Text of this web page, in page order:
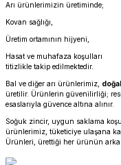
Arı ürünlerimizin üretiminde;
Kovan sağlığı,
Üretim ortamının hijyeni,
Hasat ve muhafaza koşulları
titizlikle takip edilmektedir.
Bal ve diğer arı ürünlerimiz,
üretilir. Ürünlerin güvenilirliği;
esaslarıyla güvence altına alınır.
Soğuk zincir, uygun saklama
ürünlerimiz, tüketiciye ulaşana
Ürünleri, ürettiği her ürünün